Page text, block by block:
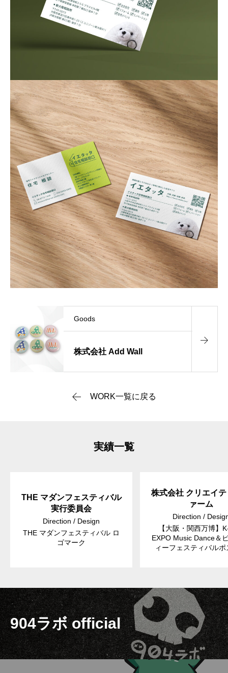
株式会社 Add Wall
Goods
WORK一覧に戻る
実績一覧
THE マダンフェスティバル
実行委員会
Direction / Design
THE マダンフェスティバル ロ
ゴマーク
株式会社 クリエイ
ァーム
Direction /
【大阪・関西万博】
EXPO Music Dance＆
ィーフェスティバルポ
904ラボ official